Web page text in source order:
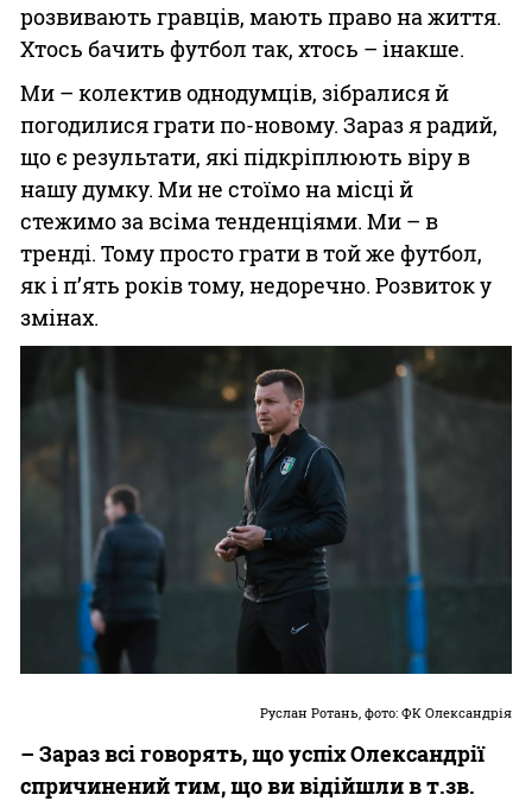
розвивають гравців, мають право на життя.
Хтось бачить футбол так, хтось – інакше.
Ми – колектив однодумців, зібралися й
погодилися грати по-новому. Зараз я радий,
що є результати, які підкріплюють віру в
нашу думку. Ми не стоїмо на місці й
стежимо за всіма тенденціями. Ми – в
тренді. Тому просто грати в той же футбол,
як і п’ять років тому, недоречно. Розвиток у
змінах.
Руслан Ротань, фото: ФК Олександрія
– Зараз всі говорять, що успіх Олександрії
спричинений тим, що ви відійшли в т.зв.